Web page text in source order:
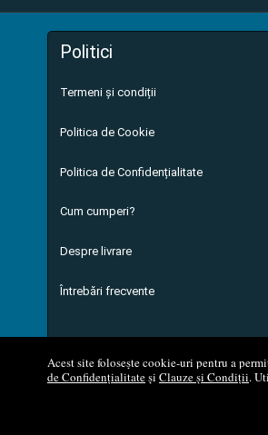
Acest site folosește cookie-uri pentru a
de Confidențialitateși Clauze și Condiții.
Politici
Termeni și condiții
Politica de Cookie
Politica de Confidențialitate
Cum cumperi?
Despre livrare
Întrebări frecvente